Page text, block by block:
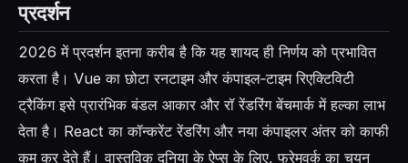
प्रदर्शन
2026 में प्रदर्शन इतना करीब है कि यह शायद ही निर्णय को प्रभावित
करता है। Vue का छोटा रनटाइम और कंपाइल‑टाइम रिएक्टिविटी
ट्रैकिंग इसे प्रारंभिक बंडल आकार और रॉ रेंडरिंग बेंचमार्क में हल्का लाभ
देता है। React का कॉन्करेंट रेंडरिंग और नया कंपाइलर अंतर को काफी
कम कर देते हैं। वास्तविक दुनिया के ऐप्स के लिए, फ्रेमवर्क का चयन